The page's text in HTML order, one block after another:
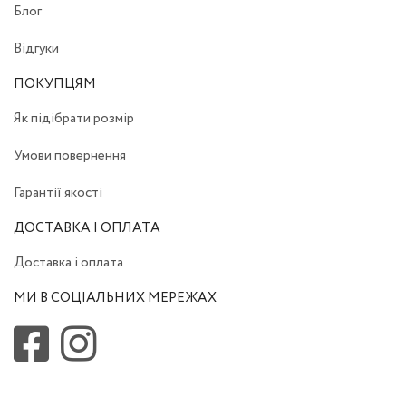
Блог
Відгуки
ПОКУПЦЯМ
Як підібрати розмір
Умови повернення
Гарантії якості
ДОСТАВКА І ОПЛАТА
Доставка і оплата
МИ В СОЦІАЛЬНИХ МЕРЕЖАХ